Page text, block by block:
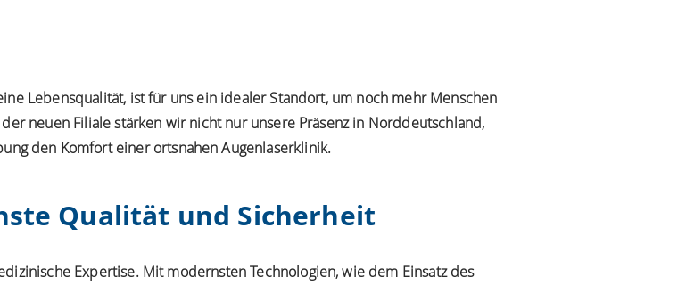
Lebensqualität, ist für uns ein idealer Standort, um noch mehr Menschen
neuen Filiale stärken wir nicht nur unsere Präsenz in Norddeutschland,
den Komfort einer ortsnahen Augenlaserklinik.
Qualität und Sicherheit
Expertise. Mit modernsten Technologien, wie dem Einsatz des